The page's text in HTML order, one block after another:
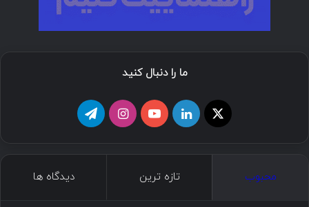
ما را دنبال کنید
محبوب تازه ترین دیدگاه ها